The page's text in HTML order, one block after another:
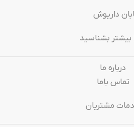
داریوش
بیشتر بشناسید
درباره‌ ما
تماس باما
مشتریان